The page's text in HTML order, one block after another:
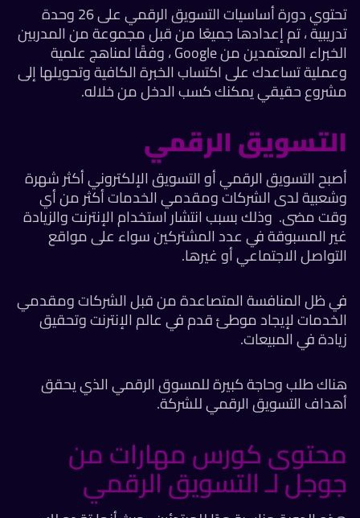
تحتوي دورة أساسيات التسويق الرقمي على 26 وحدة
تدريبية ، تم إعدادها جميعًا من قبل مجموعة من المدربين
الخبراء المعتمدين من Google ، وفقًا لمناهج علمية
وعملية تساعدك على اكتساب الخبرة الكافية وتحويلها إلى
مشروع حقيقي يمكنك كسب الدخل من خلاله.
التسويق الرقمي
أصبح التسويق الرقمي أو التسويق الإلكتروني أكثر شهرة
وشعبية لدى الشركات ومقدمي الخدمات أكثر من أي
وقت مضى. وذلك بسبب انتشار استخدام الإنترنت والزيادة
غير المسبوقة في عدد المشتركين سواء على مواقع
التواصل الاجتماعي أو غيرها.
في ظل المنافسة المتصاعدة من قبل الشركات ومقدمي
الخدمات لإيجاد موطئ قدم في عالم الإنترنت وتحقيق
زيادة في المبيعات.
هناك طلب وحاجة كبيرة للمسوق الرقمي الذي يحقق
أهداف التسويق الرقمي للشركة.
محتوى كورس مهارات من
جوجل لـ التسويق الرقمي